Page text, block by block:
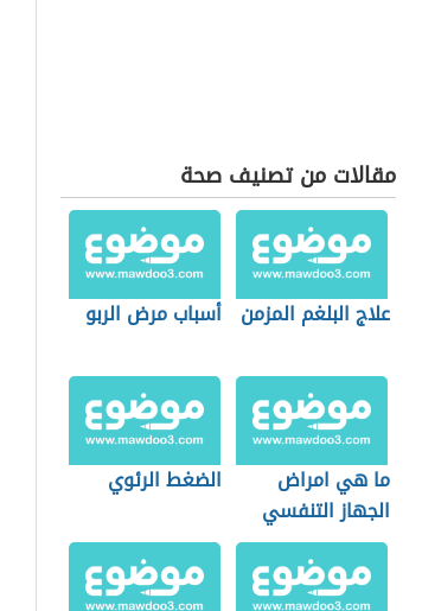
مقالات من تصنيف صحة
علاج البلغم المزمن أسباب مرض الربو
ما هي امراض
الجهاز التنفسي
الضغط الرئوي